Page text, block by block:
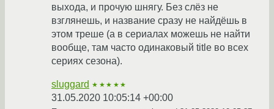
выхода, и прочую шнягу. Без слёз не
взглянешь, и название сразу не найдёшь в
этом треше (а в сериалах можешь не найти
вообще, там часто одинаковый title во всех
сериях сезона).
sluggard ★★★★★
31.05.2020 10:05:14 +00:00